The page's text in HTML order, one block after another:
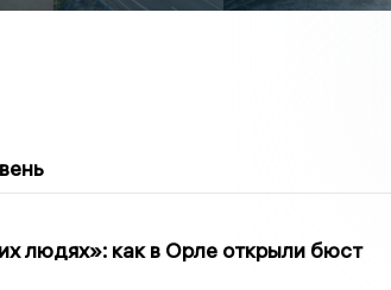
людях»: как в Орле открыли бюст